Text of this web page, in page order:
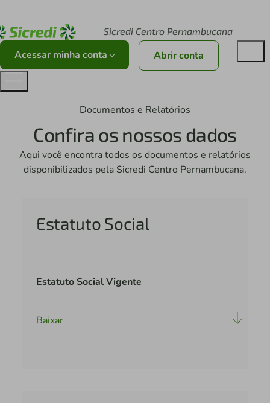
Sicredi Centro Pernambucana
Acessar minha conta Abrir conta
Documentos e Relatórios
Confira os nossos dados
Aqui você encontra todos os documentos e relatórios
disponibilizados pela Sicredi Centro Pernambucana.
Estatuto Social
Estatuto Social Vigente
Baixar